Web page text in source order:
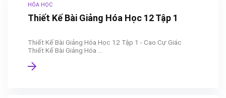
HÓA HỌC
Thiết Kế Bài Giảng Hóa Học 12 Tập 1
Thiết Kế Bài Giảng Hóa Học 12 Tập 1 - Cao Cự Giác
Thiết Kế Bài Giảng Hóa ...